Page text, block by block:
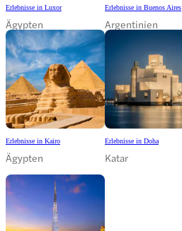
Erlebnisse in Luxor
Ägypten
Erlebnisse in Buenos Aires
Argentinien
Erlebnisse in Kairo
Ägypten
Erlebnisse in Doha
Katar